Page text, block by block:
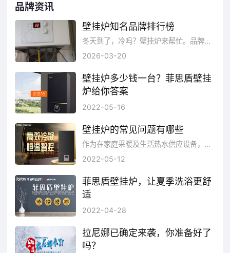
品牌资讯
壁挂炉知名品牌排行榜
冬天到了，冷吗？壁挂炉来帮忙。品牌网告诉您壁炉十大排行，方便您选购好壁炉。TOP.1威能壁挂炉德国威能，是为家居生活的...
2026-03-20
壁挂炉多少钱一台？菲思盾壁挂
炉给你答案
2022-05-16
壁挂炉的常见问题有哪些
作为在家庭采暖及生活热水供应设备，采暖热水两用的壁挂炉，已经成为人们生活中不可或缺的一部分。壁挂炉在欧洲普遍能使用15-20年，在中国商家承诺是10-15年，但是在使用壁挂炉的这十几年间，难免会遇到各种问题，下面为大家解答一下。
2022-05-12
菲思盾壁挂炉，让夏季洗浴更舒
适
2022-04-28
拉尼娜已确定来袭，你准备好了
吗？